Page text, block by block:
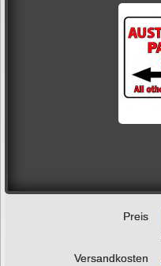
Preis
Versandkosten